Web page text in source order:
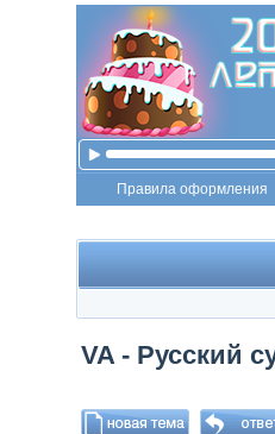
Правила оформления
VA - Русский